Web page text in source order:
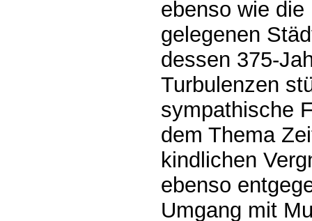
ebenso wie
gelegenen
dessen 375-
Turbulenzen
sympathische
dem Thema
kindlichen
ebenso
Umgang mit